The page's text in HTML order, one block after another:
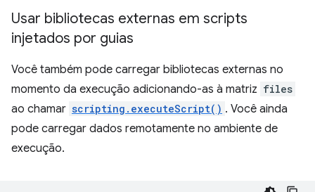
Usar bibliotecas externas em scripts
injetados por guias
Você também pode carregar bibliotecas externas no
momento da execução adicionando-as à matriz files
ao chamar scripting.executeScript() . Você ainda
pode carregar dados remotamente no ambiente de
execução.